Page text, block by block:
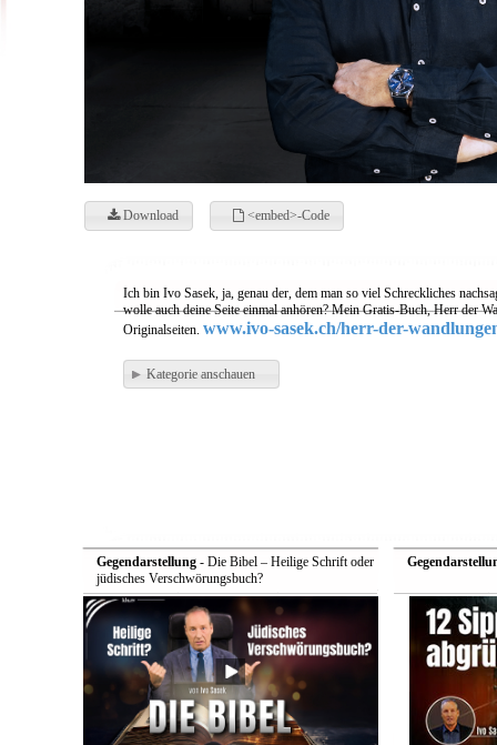
Download <embed>-Code
Ich bin Ivo Sasek, ja, genau der, dem man so viel Schreckliches
wolle auch deine Seite einmal anhören? Mein Gratis-Buch, Herr der
Originalseiten. www.ivo-sasek.ch/herr-der-
Kategorie anschauen
Gegendarstellung- Die Bibel – Heilige Schrift oder
jüdisches Verschwörungsbuch?